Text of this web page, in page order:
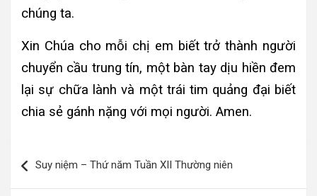
chúng ta.
Xin Chúa cho mỗi chị em biết trở thành người
chuyển cầu trung tín, một bàn tay dịu hiền đem
lại sự chữa lành và một trái tim quảng đại biết
chia sẻ gánh nặng với mọi người. Amen.
hướng
Suy niệm – Thứ năm Tuần XII Thường niên